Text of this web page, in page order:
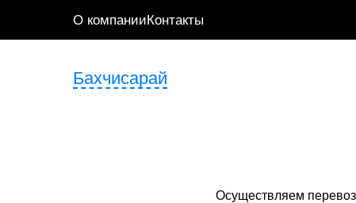
О компанииКонтакты
Бахчисарай
Осуществляем